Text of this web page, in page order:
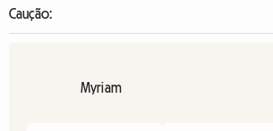
Caução:
Myriam